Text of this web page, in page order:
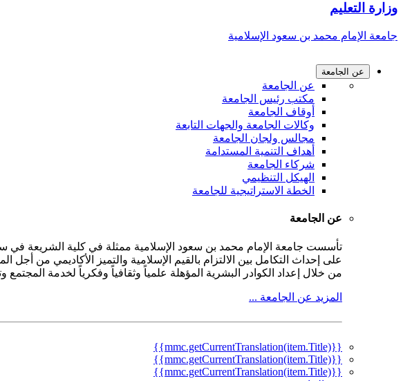
وزارة التعليم
جامعة الإمام محمد بن سعود الإسلامية
عن الجامعة
عن الجامعة
مكتب رئيس الجامعة
أوقاف الجامعة
وكالات الجامعة والجهات التابعة
مجالس ولجان الجامعة
أهداف التنمية المستدامة
شركاء الجامعة
الهيكل التنظيمي
الخطة الاستراتيجية للجامعة
عن الجامعة
على إحداث التكامل بين الالتزام بالقيم الإسلامية والتميز الأكاديمي من
من خلال إعداد الكوادر البشرية المؤهلة علمياً وثقافياً وفكرياً لخدمة
المزيد عن الجامعة ...
{{mmc.getCurrentTranslation(item.Title)}}
{{mmc.getCurrentTranslation(item.Title)}}
{{mmc.getCurrentTranslation(item.Title)}}